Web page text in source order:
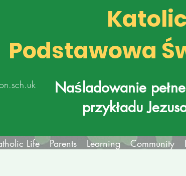
Podstawowa
Naśladowanie
przykładu
Life Parents Learning Community